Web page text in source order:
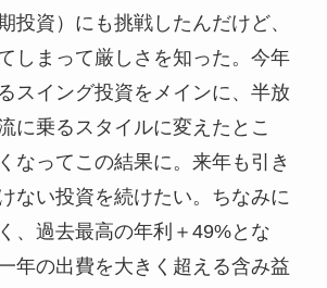
投資）にも挑戦したんだけど、
しまって厳しさを知った。今年
スイング投資をメインに、半放
に乗るスタイルに変えたとこ
なってこの結果に。来年も引き
ない投資を続けたい。ちなみに
、過去最高の年利＋49%とな
年の出費を大きく超える含み益